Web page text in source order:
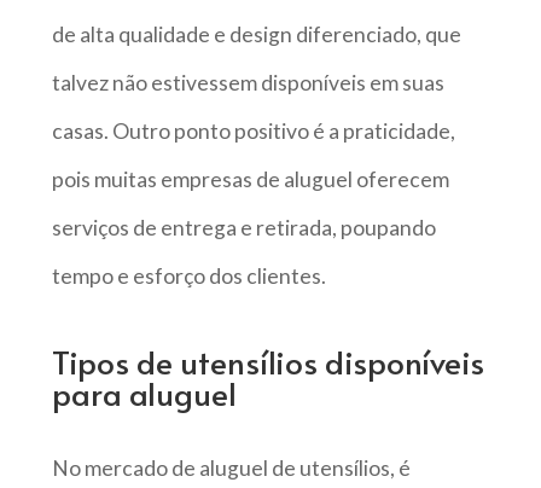
de alta qualidade e design diferenciado, que
talvez não estivessem disponíveis em suas
casas. Outro ponto positivo é a praticidade,
pois muitas empresas de aluguel oferecem
serviços de entrega e retirada, poupando
tempo e esforço dos clientes.
Tipos de utensílios disponíveis
para aluguel
No mercado de aluguel de utensílios, é